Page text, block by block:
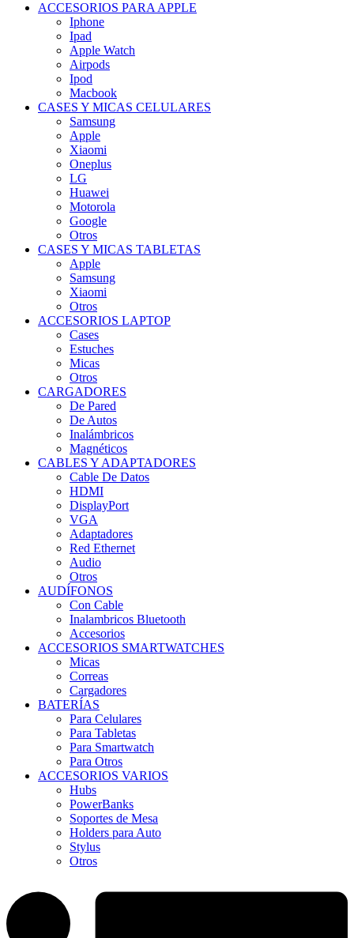
ACCESORIOS PARA APPLE
Iphone
Ipad
Apple Watch
Airpods
Ipod
Macbook
CASES Y MICAS CELULARES
Samsung
Apple
Xiaomi
Oneplus
LG
Huawei
Motorola
Google
Otros
CASES Y MICAS TABLETAS
Apple
Samsung
Xiaomi
Otros
ACCESORIOS LAPTOP
Cases
Estuches
Micas
Otros
CARGADORES
De Pared
De Autos
Inalámbricos
Magnéticos
CABLES Y ADAPTADORES
Cable De Datos
HDMI
DisplayPort
VGA
Adaptadores
Red Ethernet
Audio
Otros
AUDÍFONOS
Con Cable
Inalambricos Bluetooth
Accesorios
ACCESORIOS SMARTWATCHES
Micas
Correas
Cargadores
BATERÍAS
Para Celulares
Para Tabletas
Para Smartwatch
Para Otros
ACCESORIOS VARIOS
Hubs
PowerBanks
Soportes de Mesa
Holders para Auto
Stylus
Otros